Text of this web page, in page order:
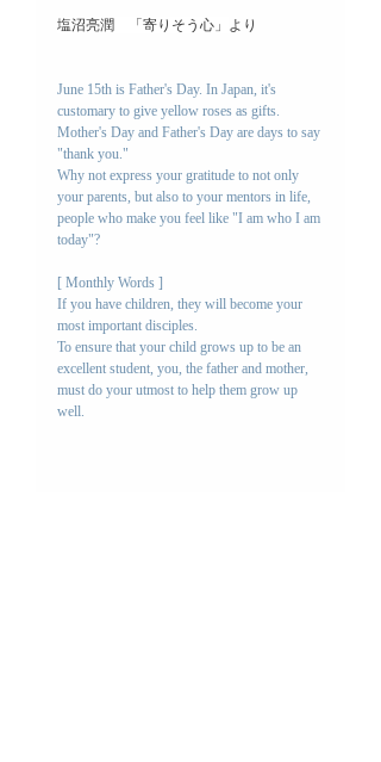
塩沼亮潤　「寄りそう心」 より
June 15th is Father's Day. In Japan, it's
customary to give yellow roses as gifts.
Mother's Day and Father's Day are days to say
"thank you."
Why not express your gratitude to not only
your parents, but also to your mentors in life,
people who make you feel like "I am who I am
today"?
[ Monthly Words ]
If you have children, they will become your
most important disciples.
To ensure that your child grows up to be an
excellent student, you, the father and mother,
must do your utmost to help them grow up
well.